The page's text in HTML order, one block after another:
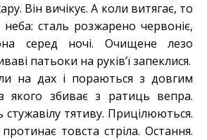
Він вичікує. А коли витягає, то
сталь розжарено червоніє,
серед ночі. Очищене лезо
патьоки на руків’ї запеклися.
на дах і пораються з довгим
якого збиває з ратиць вепра.
тятиву. Прицілюються.
товста стріла. Остання.